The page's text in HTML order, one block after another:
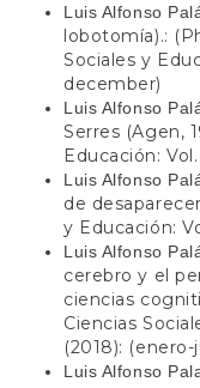
Luis Alfonso
lobotomía).:
Sociales y
december)
Luis Alfonso
Serres (Agen,
Educación:
Luis Alfonso
de
y Educación:
Luis Alfonso
cerebro y el
ciencias
Ciencias
(2018): (enero-
Luis Alfonso